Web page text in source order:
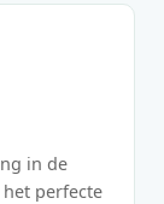
in de
perfecte